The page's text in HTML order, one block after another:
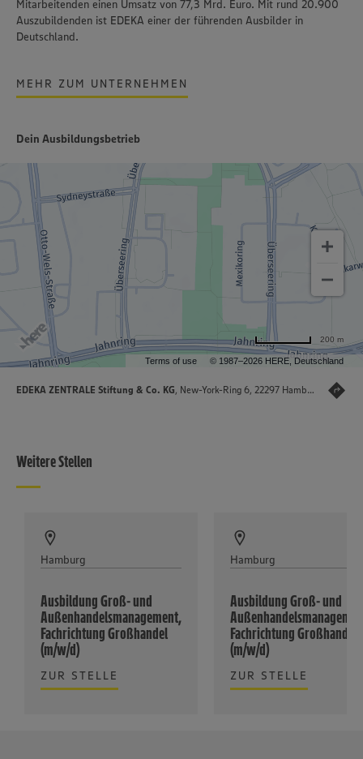
Mitarbeitenden einen Umsatz von 77,3 Mrd. Euro. Mit rund 20.900
Auszubildenden ist EDEKA einer der führenden Ausbilder in
Deutschland.
MEHR ZUM UNTERNEHMEN
Dein Ausbildungsbetrieb
Terms of use © 1987–2026 HERE, Deutschland
200 m
EDEKA ZENTRALE Stiftung & Co. KG, New-York-Ring 6, 22297 Hamburg
Weitere Stellen
Hamburg
Ausbildung Groß- und
Außenhandelsmanagement,
Fachrichtung Großhandel
(m/w/d)
ZUR STELLE
Hamburg
Ausbildung Groß- und
Fachrichtung Großhandel
(m/w/d)
ZUR STELLE